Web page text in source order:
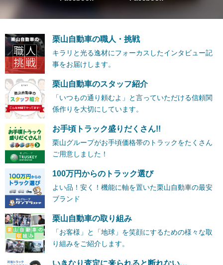
栗山自動車の職人・挑戦
キラリと光る逸材にフォーカスしたインタビュー記
事をお届けします。
栗山自動車のスタッフ紹介
「いつもの通り頼むよ」と言っていただける信頼関
係作りを大切にしています。
お手頃トラック盛りだくさん!!
栗山グループがお手頃価格帯のトラックをたくさん
ご用意しました！
100万円からのトラック選び
よい品！安く！機能に軸を置いた栗山自動車の最安
ブランド
栗山自動車の取り組み
「お客様」と「地球」を笑顔にするための様々な取
り組みをご紹介します。
いきなり査定に来られると断れない…